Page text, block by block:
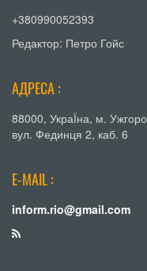
+380990052393
Редактор: Петро Гойс
АДРЕСА :
88000, УкраЇна, м.
вул. Фединця 2, каб. 6
E-MAIL :
inform.rio@gmail.com